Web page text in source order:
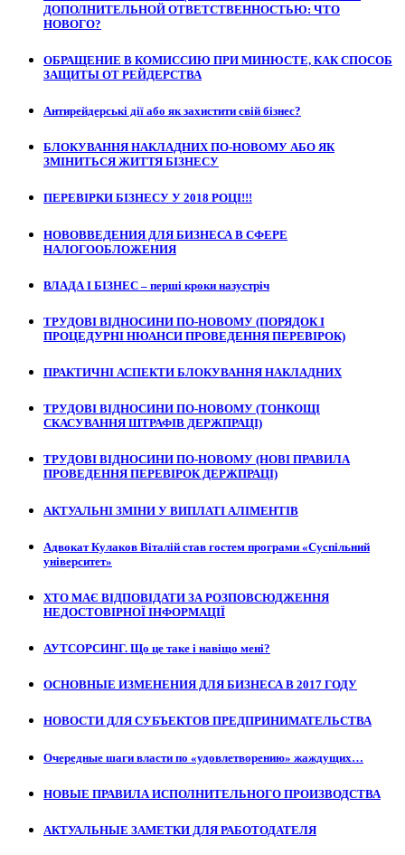
ДОПОЛНИТЕЛЬНОЙ ОТВЕТСТВЕННОСТЬЮ: ЧТО
НОВОГО?
ОБРАЩЕНИЕ В КОМИССИЮ ПРИ МИНЮСТЕ, КАК СПОСОБ
ЗАЩИТЫ ОТ РЕЙДЕРСТВА
Антирейдерські дії або як захистити свій бізнес?
БЛОКУВАННЯ НАКЛАДНИХ ПО-НОВОМУ АБО ЯК
ЗМІНИТЬСЯ ЖИТТЯ БІЗНЕСУ
ПЕРЕВІРКИ БІЗНЕСУ У 2018 РОЦІ!!!
НОВОВВЕДЕНИЯ ДЛЯ БИЗНЕСА В СФЕРЕ
НАЛОГООБЛОЖЕНИЯ
ВЛАДА І БІЗНЕС – перші кроки назустріч
ТРУДОВІ ВІДНОСИНИ ПО-НОВОМУ (ПОРЯДОК І
ПРОЦЕДУРНІ НЮАНСИ ПРОВЕДЕННЯ ПЕРЕВІРОК)
ПРАКТИЧНІ АСПЕКТИ БЛОКУВАННЯ НАКЛАДНИХ
ТРУДОВІ ВІДНОСИНИ ПО-НОВОМУ (ТОНКОЩІ
СКАСУВАННЯ ШТРАФІВ ДЕРЖПРАЦІ)
ТРУДОВІ ВІДНОСИНИ ПО-НОВОМУ (НОВІ ПРАВИЛА
ПРОВЕДЕННЯ ПЕРЕВІРОК ДЕРЖПРАЦІ)
АКТУАЛЬНІ ЗМІНИ У ВИПЛАТІ АЛІМЕНТІВ
Адвокат Кулаков Віталій став гостем програми «Суспільний
університет»
ХТО МАЄ ВІДПОВІДАТИ ЗА РОЗПОВСЮДЖЕННЯ
НЕДОСТОВІРНОЇ ІНФОРМАЦІЇ
АУТСОРСИНГ. Що це таке і навіщо мені?
ОСНОВНЫЕ ИЗМЕНЕНИЯ ДЛЯ БИЗНЕСА В 2017 ГОДУ
НОВОСТИ ДЛЯ СУБЪЕКТОВ ПРЕДПРИНИМАТЕЛЬСТВА
Очередные шаги власти по «удовлетворению» жаждущих…
НОВЫЕ ПРАВИЛА ИСПОЛНИТЕЛЬНОГО ПРОИЗВОДСТВА
АКТУАЛЬНЫЕ ЗАМЕТКИ ДЛЯ РАБОТОДАТЕЛЯ